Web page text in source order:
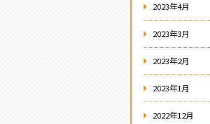
2023年4月
2023年3月
2023年2月
2023年1月
2022年12月